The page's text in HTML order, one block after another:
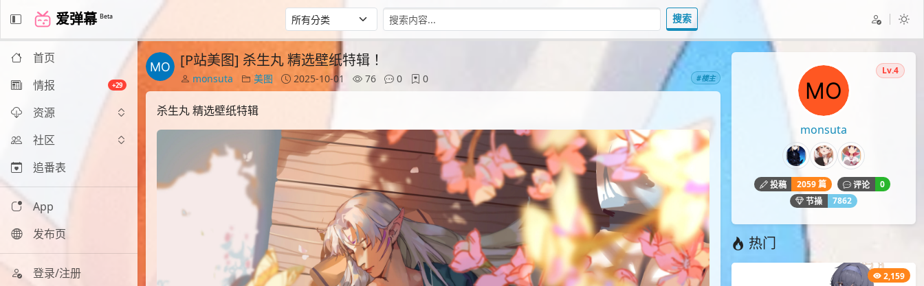
爱弹幕 Beta 搜索
首页
情报
+29
资源
社区
追番表
App
发布页
登录/注册
[P站美图] 杀生丸 精选壁纸特辑！
monsuta 美图 2025-10-01 76 0 0 #楼主
杀生丸 精选壁纸特辑
monsuta
Lv.4
投稿 2059 篇 评论
0
节操
7862
热门
2,159